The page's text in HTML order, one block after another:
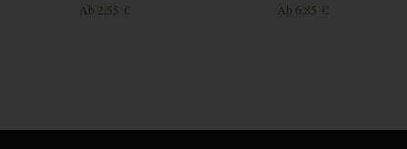
Ab 2,55 € Ab 6,85 €